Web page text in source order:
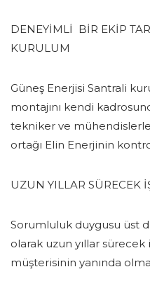
DENEYİMLİ BİR EKİP
KURULUM
Güneş Enerjisi Santrali
montajını kendi
tekniker ve
ortağı Elin Enerjinin
UZUN YILLAR SÜRECEK
Sorumluluk duygusu üst
olarak uzun yıllar
müşterisinin yanında